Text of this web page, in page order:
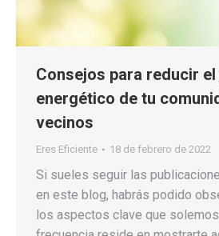
Consejos para reducir
energético de tu
vecinos
Eres Eficiente 18 de febrero de 2022
Si sueles seguir las
en este blog, habrás podido
los aspectos clave que